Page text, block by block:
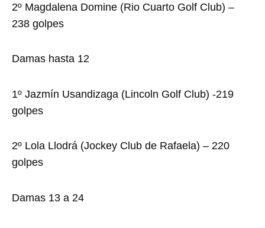
2º Magdalena Domine (Rio Cuarto Golf Club) –
238 golpes
Damas hasta 12
1º Jazmín Usandizaga (Lincoln Golf Club) -219
golpes
2º Lola Llodrá (Jockey Club de Rafaela) – 220
golpes
Damas 13 a 24